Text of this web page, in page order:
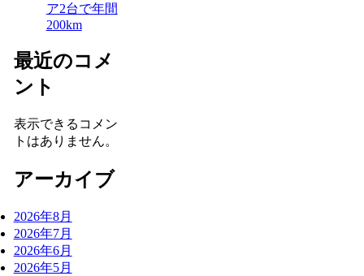
ア2台で年間
200km
最近のコメ
ント
表示できるコメン
トはありません。
アーカイブ
2026年8月
2026年7月
2026年6月
2026年5月